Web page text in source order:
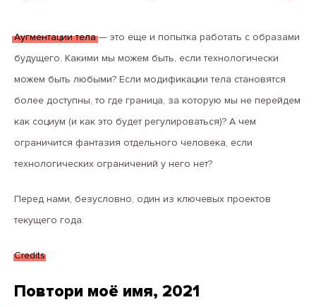
Аугментации тела— это еще и попытка работать с образами
будущего. Какими мы можем быть, если технологически
можем быть любыми? Если модификации тела становятся
более доступны, то где граница, за которую мы не перейдем
как социум (и как это будет регулироваться)? А чем
ограничится фантазия отдельного человека, если
технологических ограничений у него нет?
Перед нами, безусловно, один из ключевых проектов
текущего года.
Credits
Повтори моё имя, 2021